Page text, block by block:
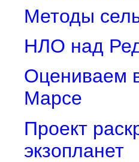
Методы
НЛО над
Оцениваем
Марсе
Проект
экзопланет